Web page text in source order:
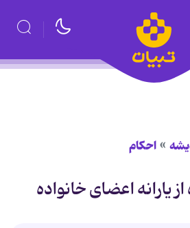
احکام
یارانه اعضای خانواده